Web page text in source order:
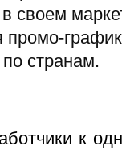
своем
промо-
странам.
к